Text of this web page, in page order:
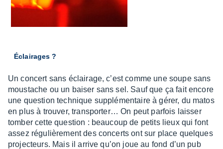
Éclai­rages ?
Un concert sans éclai­rage, c’est comme une soupe sans
mous­tache ou un baiser sans sel. Sauf que ça fait encore
une ques­tion tech­nique supplé­men­taire à gérer, du matos
en plus à trou­ver, trans­por­ter… On peut parfois lais­ser
tomber cette ques­tion : beau­coup de petits lieux qui font
assez régu­liè­re­ment des concerts ont sur place quelques
projec­teurs. Mais il arrive qu’on joue au fond d’un pub